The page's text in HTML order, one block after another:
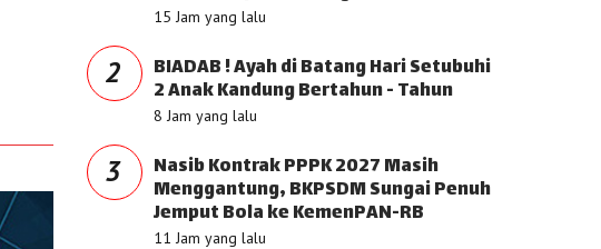
15 Jam yang lalu
2 BIADAB ! Ayah di Batang Hari Setubuhi
2 Anak Kandung Bertahun - Tahun
8 Jam yang lalu
3 Nasib Kontrak PPPK 2027 Masih
Menggantung, BKPSDM Sungai Penuh
Jemput Bola ke KemenPAN-RB
11 Jam yang lalu